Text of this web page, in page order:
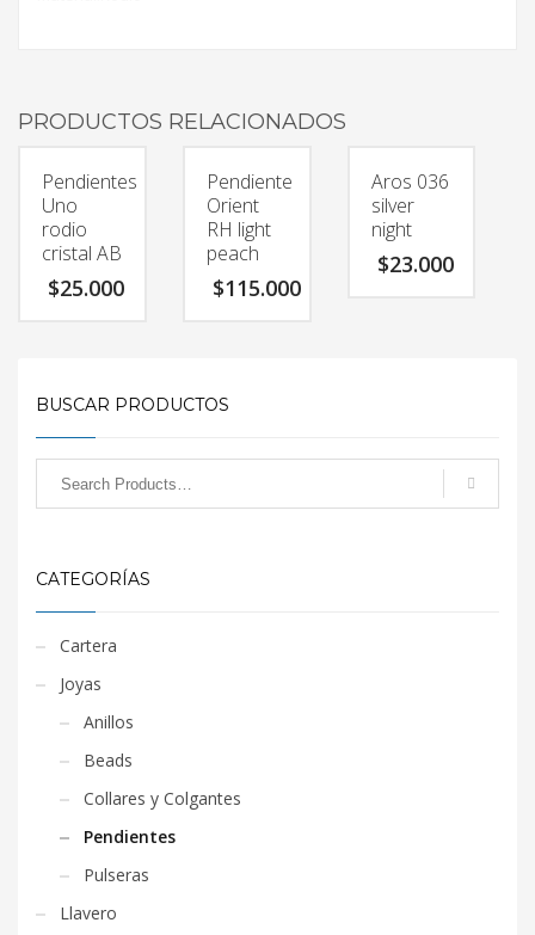
PRODUCTOS RELACIONADOS
Pendientes
Uno
rodio
cristal AB
$25.000
Pendiente
Orient
RH light
peach
$115.000
Aros 036
silver
night
$23.000
BUSCAR PRODUCTOS
CATEGORÍAS
Cartera
Joyas
Anillos
Beads
Collares y Colgantes
Pendientes
Pulseras
Llavero